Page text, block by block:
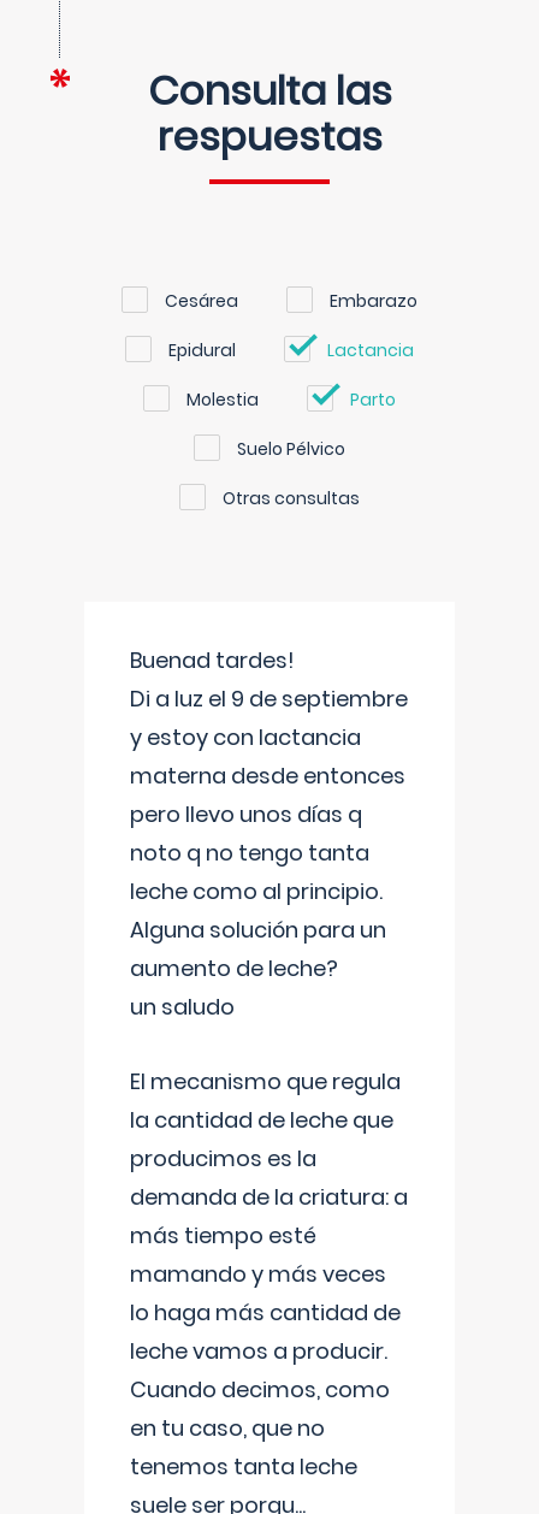
Consulta las
respuestas
Cesárea Embarazo
Epidural Lactancia
Molestia Parto
Suelo Pélvico
Otras consultas
Buenad tardes!
Di a luz el 9 de septiembre
y estoy con lactancia
materna desde entonces
pero llevo unos días q
noto q no tengo tanta
leche como al principio.
Alguna solución para un
aumento de leche?
un saludo
El mecanismo que regula
la cantidad de leche que
producimos es la
demanda de la criatura: a
más tiempo esté
mamando y más veces
lo haga más cantidad de
leche vamos a producir.
Cuando decimos, como
en tu caso, que no
tenemos tanta leche
suele ser porqu...